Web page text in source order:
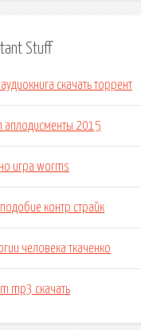
Stuff
скачать торрент
аплодисменты 2015
игра worms
контр страйк
человека ткаченко
mp3 скачать